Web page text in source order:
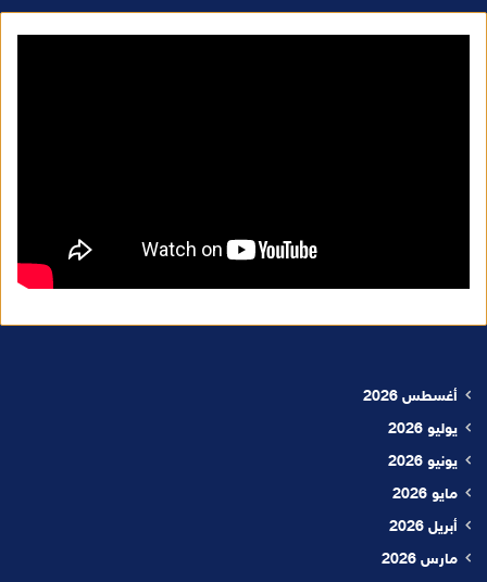
أغسطس 2026
يوليو 2026
يونيو 2026
مايو 2026
أبريل 2026
مارس 2026